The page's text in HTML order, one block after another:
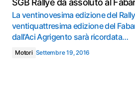
SGB Rallye da assoluto al
La ventinovesima edizione del
ventiquattresima edizione del
dall’Aci Agrigento sarà ricordata…
Motori Settembre 19, 2016